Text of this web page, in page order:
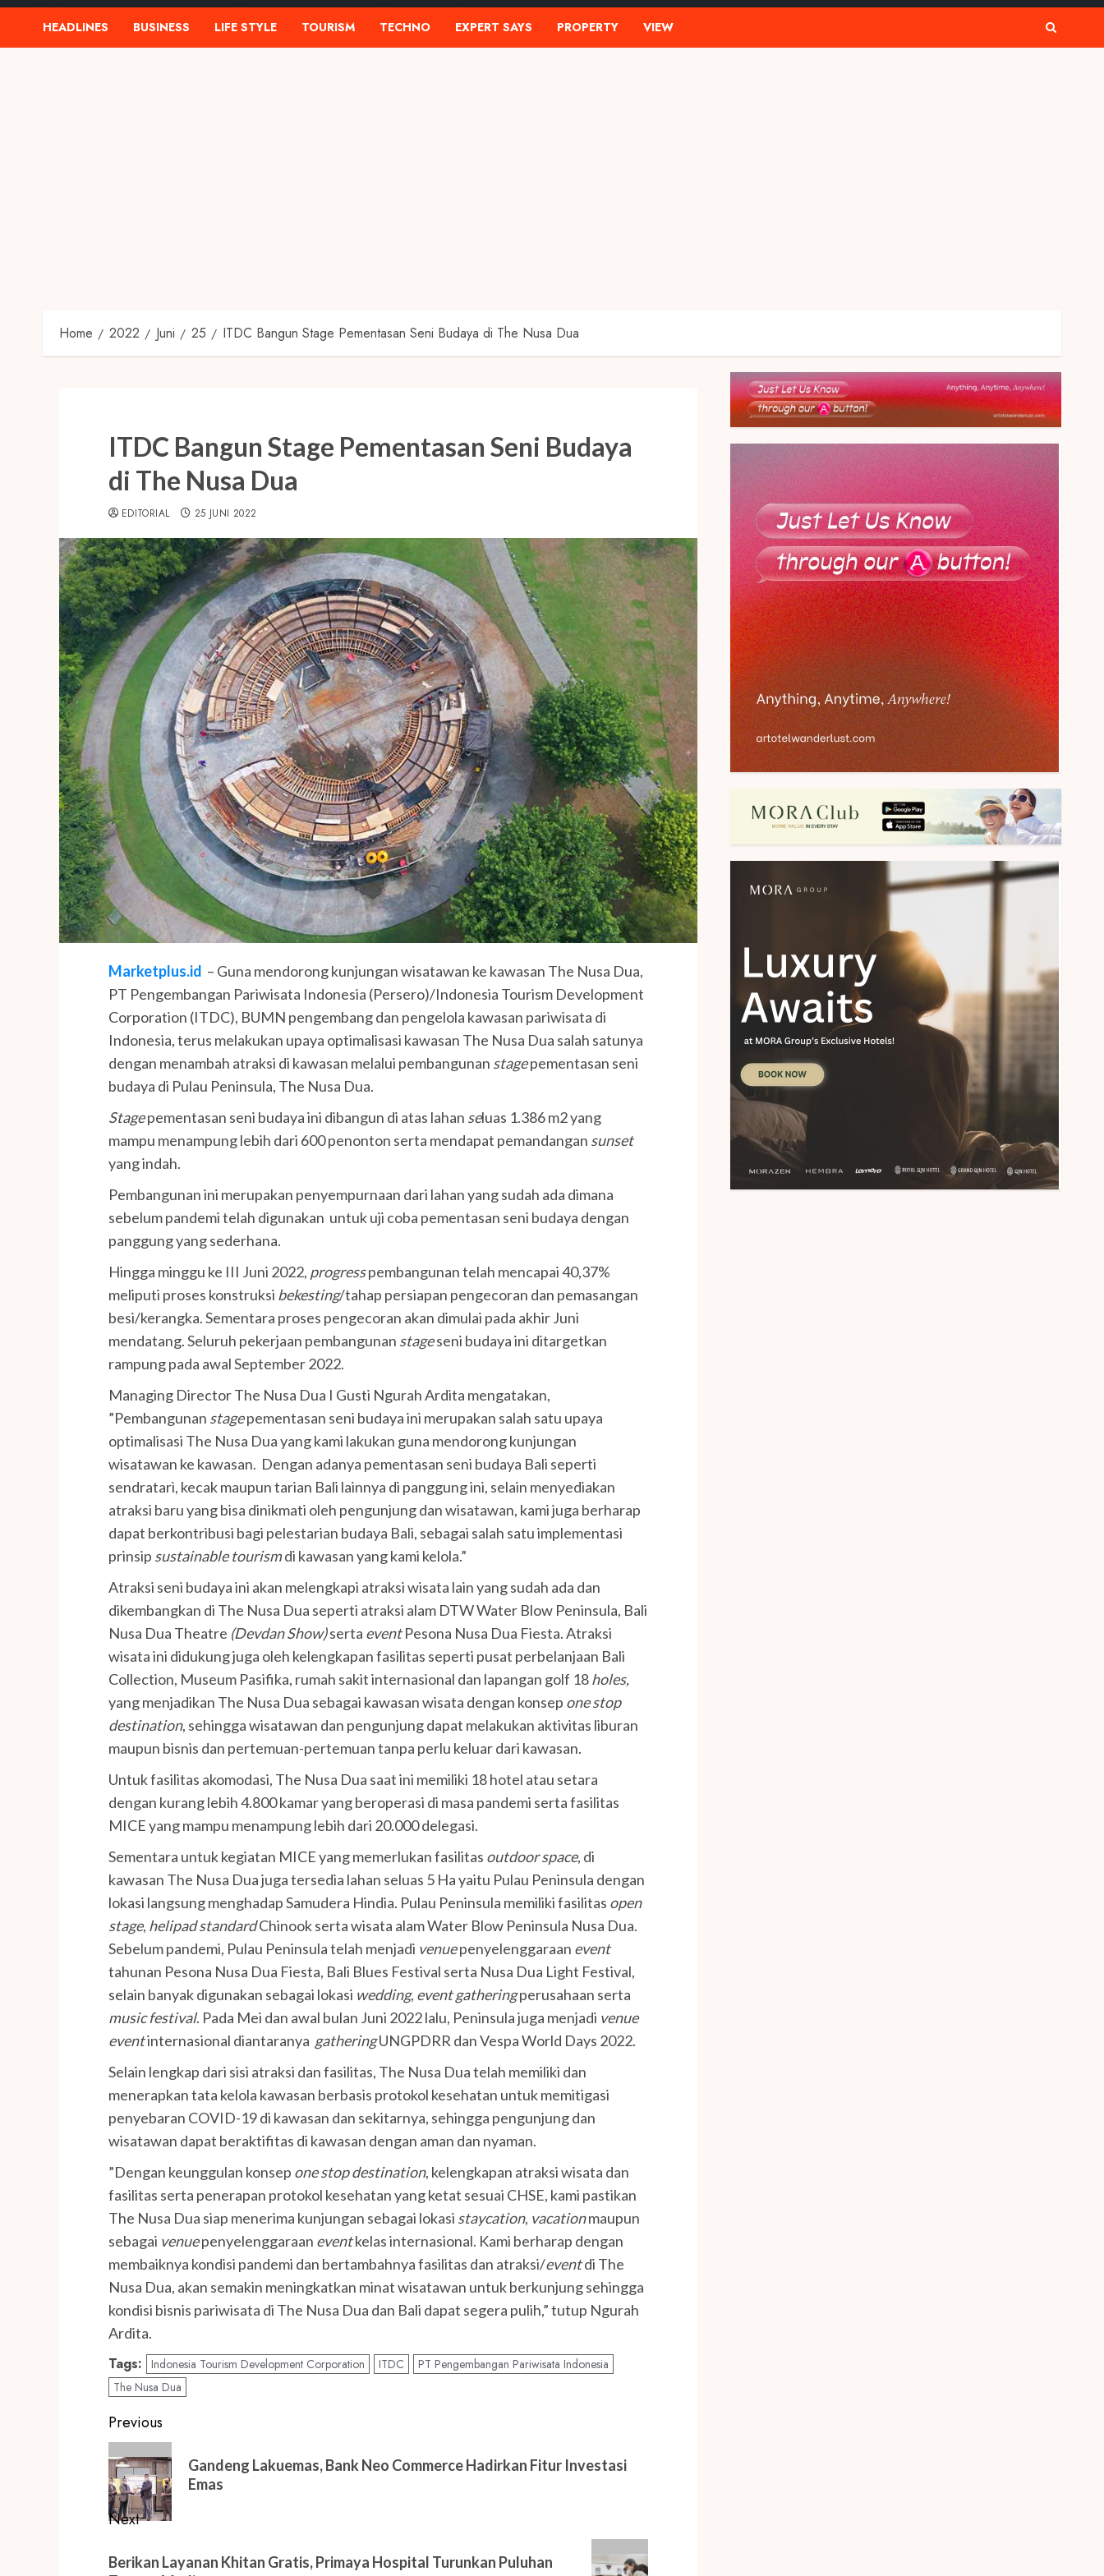
HEADLINES BUSINESS LIFE STYLE TOURISM TECHNO EXPERT SAYS PROPERTY VIEW
Home 2022 Juni 25 ITDC Bangun Stage Pementasan Seni Budaya di The Nusa Dua
ITDC Bangun Stage Pementasan Seni Budaya
di The Nusa Dua
EDITORIAL 25 JUNI 2022
Marketplus.id – Guna mendorong kunjungan wisatawan ke kawasan The Nusa Dua,
PT Pengembangan Pariwisata Indonesia (Persero)/Indonesia Tourism Development
Corporation (ITDC), BUMN pengembang dan pengelola kawasan pariwisata di
Indonesia, terus melakukan upaya optimalisasi kawasan The Nusa Dua salah satunya
dengan menambah atraksi di kawasan melalui pembangunan stagepementasan seni
budaya di Pulau Peninsula, The Nusa Dua.
Stagepementasan seni budaya ini dibangun di atas lahan seluas 1.386 m2 yang
mampu menampung lebih dari 600 penonton serta mendapat pemandangan sunset
yang indah.
Pembangunan ini merupakan penyempurnaan dari lahan yang sudah ada dimana
sebelum pandemi telah digunakan untuk uji coba pementasan seni budaya dengan
panggung yang sederhana.
Hingga minggu ke III Juni 2022, progresspembangunan telah mencapai 40,37%
meliputi proses konstruksi bekesting/tahap persiapan pengecoran dan pemasangan
besi/kerangka. Sementara proses pengecoran akan dimulai pada akhir Juni
mendatang. Seluruh pekerjaan pembangunan stageseni budaya ini ditargetkan
rampung pada awal September 2022.
Managing Director The Nusa Dua I Gusti Ngurah Ardita mengatakan,
”Pembangunan stagepementasan seni budaya ini merupakan salah satu upaya
optimalisasi The Nusa Dua yang kami lakukan guna mendorong kunjungan
wisatawan ke kawasan. Dengan adanya pementasan seni budaya Bali seperti
sendratari, kecak maupun tarian Bali lainnya di panggung ini, selain menyediakan
atraksi baru yang bisa dinikmati oleh pengunjung dan wisatawan, kami juga berharap
dapat berkontribusi bagi pelestarian budaya Bali, sebagai salah satu implementasi
prinsip sustainable tourismdi kawasan yang kami kelola.”
Atraksi seni budaya ini akan melengkapi atraksi wisata lain yang sudah ada dan
dikembangkan di The Nusa Dua seperti atraksi alam DTW Water Blow Peninsula, Bali
Nusa Dua Theatre (Devdan Show)serta eventPesona Nusa Dua Fiesta. Atraksi
wisata ini didukung juga oleh kelengkapan fasilitas seperti pusat perbelanjaan Bali
Collection, Museum Pasifika, rumah sakit internasional dan lapangan golf 18holes,
yang menjadikan The Nusa Dua sebagai kawasan wisata dengan konsep one stop
destination, sehingga wisatawan dan pengunjung dapat melakukan aktivitas liburan
maupun bisnis dan pertemuan-pertemuan tanpa perlu keluar dari kawasan.
Untuk fasilitas akomodasi, The Nusa Dua saat ini memiliki 18 hotel atau setara
dengan kurang lebih 4.800 kamar yang beroperasi di masa pandemi serta fasilitas
MICE yang mampu menampung lebih dari 20.000 delegasi.
Sementara untuk kegiatan MICE yang memerlukan fasilitas outdoor space, di
kawasan The Nusa Dua juga tersedia lahan seluas 5 Ha yaitu Pulau Peninsula dengan
lokasi langsung menghadap Samudera Hindia. Pulau Peninsula memiliki fasilitas open
stage, helipad standardChinook serta wisata alam Water Blow Peninsula Nusa Dua.
Sebelum pandemi, Pulau Peninsula telah menjadi venuepenyelenggaraan event
tahunan Pesona Nusa Dua Fiesta, Bali Blues Festival serta Nusa Dua Light Festival,
selain banyak digunakan sebagai lokasi wedding, event gatheringperusahaan serta
music festival. Pada Mei dan awal bulan Juni 2022 lalu, Peninsula juga menjadi venue
eventinternasional diantaranya gatheringUNGPDRR dan Vespa World Days 2022.
Selain lengkap dari sisi atraksi dan fasilitas, The Nusa Dua telah memiliki dan
menerapkan tata kelola kawasan berbasis protokol kesehatan untuk memitigasi
penyebaran COVID-19 di kawasan dan sekitarnya, sehingga pengunjung dan
wisatawan dapat beraktifitas di kawasan dengan aman dan nyaman.
”Dengan keunggulan konsep one stop destination, kelengkapan atraksi wisata dan
fasilitas serta penerapan protokol kesehatan yang ketat sesuai CHSE, kami pastikan
The Nusa Dua siap menerima kunjungan sebagai lokasi staycation, vacationmaupun
sebagai venuepenyelenggaraan eventkelas internasional. Kami berharap dengan
membaiknya kondisi pandemi dan bertambahnya fasilitas dan atraksi/eventdi The
Nusa Dua, akan semakin meningkatkan minat wisatawan untuk berkunjung sehingga
kondisi bisnis pariwisata di The Nusa Dua dan Bali dapat segera pulih,” tutup Ngurah
Ardita.
Tags: Indonesia Tourism Development Corporation ITDC
PT Pengembangan Pariwisata Indonesia
The Nusa Dua
Post
navigation
Previous
Previous
post:
Gandeng Lakuemas, Bank Neo Commerce Hadirkan Fitur Investasi
Emas
Next
Berikan Layanan Khitan Gratis, Primaya Hospital Turunkan Puluhan